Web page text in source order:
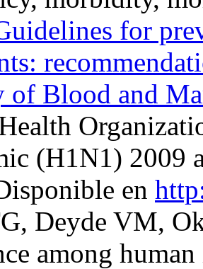
for
of Blood and
(H1N1) 2009
en
Deyde VM,
among